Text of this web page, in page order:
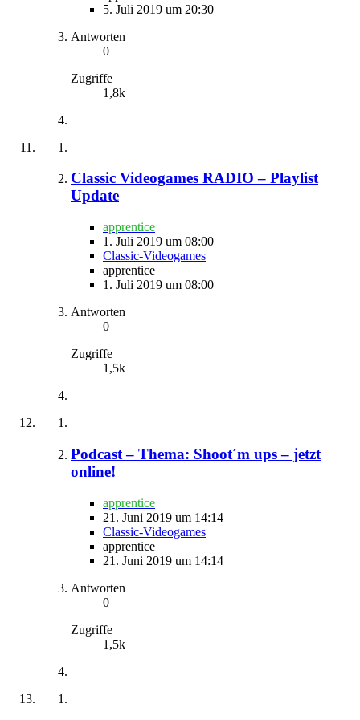
5. Juli 2019 um 20:30
Antworten
0
Zugriffe
1,8k
Classic Videogames RADIO – Playlist
Update
apprentice
1. Juli 2019 um 08:00
Classic-Videogames
apprentice
1. Juli 2019 um 08:00
Antworten
0
Zugriffe
1,5k
Podcast – Thema: Shoot´m ups – jetzt
online!
apprentice
21. Juni 2019 um 14:14
Classic-Videogames
apprentice
21. Juni 2019 um 14:14
Antworten
0
Zugriffe
1,5k